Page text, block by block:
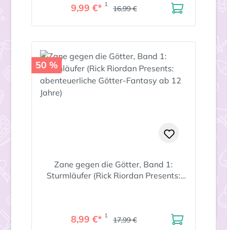
9,99 €* 1 16,99 €
50 %
Zane gegen die Götter, Band 1:
Sturmläufer (Rick Riordan Presents:
8,99 €* 1 17,99 €